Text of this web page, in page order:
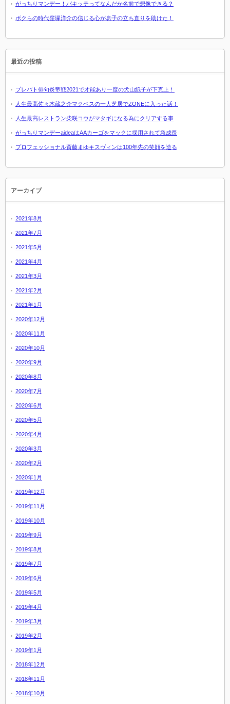
がっちりマンデー！パキッテってなんだか名前で想像できる？
ボクらの時代窪塚洋介の信じる心が息子の立ち直りを助けた！
最近の投稿
プレバト俳句炎帝戦2021で才能あり一度の犬山紙子が下克上！
人生最高佐々木蔵之介マクベスの一人芝居でZONEに入った話！
人生最高レストラン柴咲コウがマタギになる為にクリアする事
がっちりマンデーaideaはAAカーゴをマックに採用されて急成長
プロフェッショナル斎藤まゆキスヴィンは100年先の笑顔を造る
アーカイブ
2021年8月
2021年7月
2021年5月
2021年4月
2021年3月
2021年2月
2021年1月
2020年12月
2020年11月
2020年10月
2020年9月
2020年8月
2020年7月
2020年6月
2020年5月
2020年4月
2020年3月
2020年2月
2020年1月
2019年12月
2019年11月
2019年10月
2019年9月
2019年8月
2019年7月
2019年6月
2019年5月
2019年4月
2019年3月
2019年2月
2019年1月
2018年12月
2018年11月
2018年10月